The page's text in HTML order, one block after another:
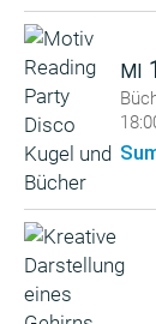
MI